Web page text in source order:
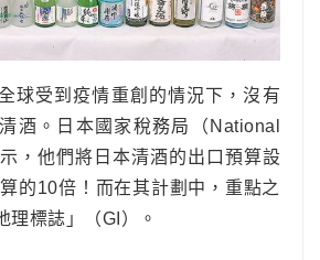
球受到疫情重創的情況下，沒有
酒。 日本國家稅務局
（National
，他們將日本清酒的出口預算設
的10倍！而在其計劃中，重點之
理標誌」（GI）。